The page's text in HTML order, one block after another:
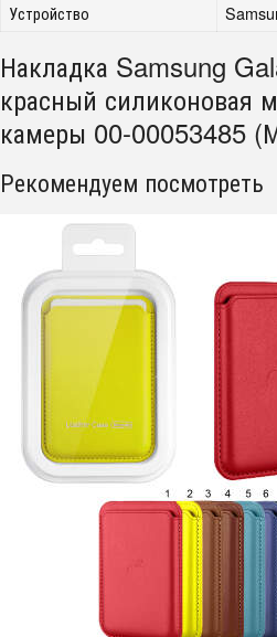
Устройство
Накладка Samsung
красный силиконовая
камеры 00-00053485
Рекомендуем посмотреть